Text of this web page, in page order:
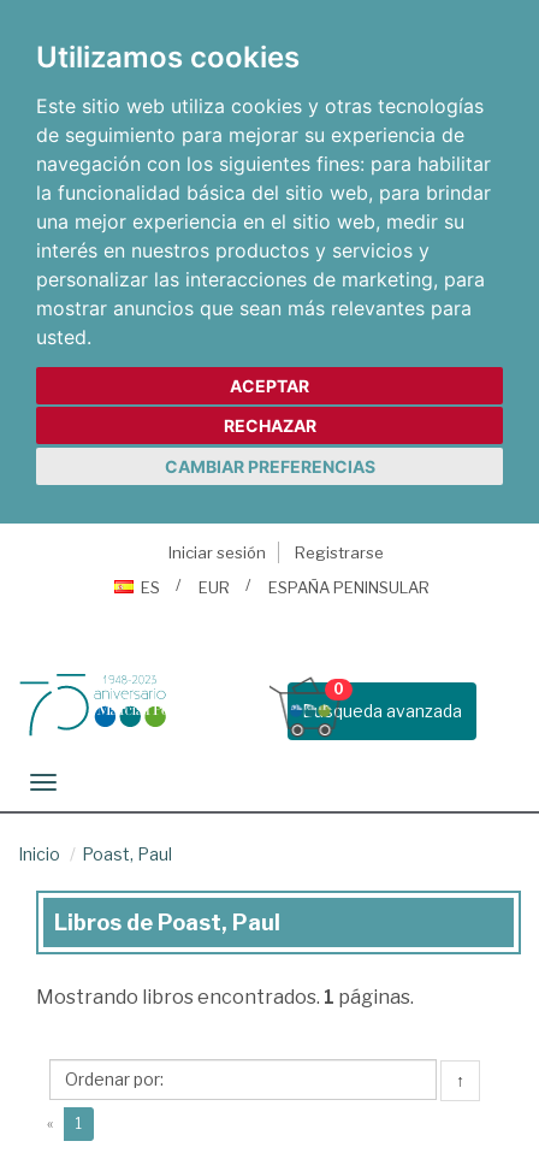
Utilizamos cookies
Este sitio web utiliza cookies y otras tecnologías
de seguimiento para mejorar su experiencia de
navegación con los siguientes fines: para habilitar
la funcionalidad básica del sitio web, para brindar
una mejor experiencia en el sitio web, medir su
interés en nuestros productos y servicios y
personalizar las interacciones de marketing, para
mostrar anuncios que sean más relevantes para
usted.
ACEPTAR
RECHAZAR
CAMBIAR PREFERENCIAS
Iniciar sesión
Registrarse
ES
EUR ESPAÑA PENINSULAR
Busqueda avanzada
0
Toggle navigation
Inicio Poast, Paul
Libros
Poast,
Libros de Poast, Paul
Mostrando libros encontrados. 1 páginas.
↑
« 1